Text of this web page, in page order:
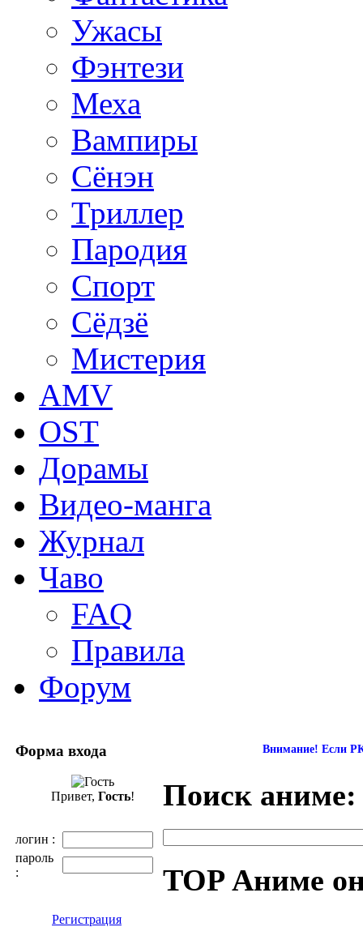
Ужасы
Фэнтези
Меха
Вампиры
Сёнэн
Триллер
Пародия
Спорт
Сёдзё
Мистерия
AMV
OST
Дорамы
Видео-манга
Журнал
Чаво
FAQ
Правила
Форум
Форма входа
Привет, Гость!
логин :
пароль
:
Регистрация
Внимание! Если
Поиск аниме:
TOP Аниме